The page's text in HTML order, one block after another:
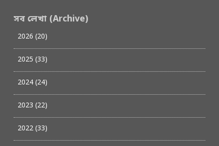
সব লেখা (Archive)
2026 (20)
2025 (33)
2024 (24)
2023 (22)
2022 (33)